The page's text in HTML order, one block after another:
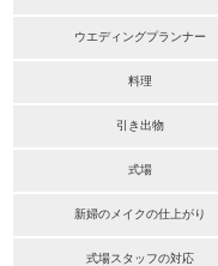
ウエディングプランナー
料理
引き出物
式場
新婦のメイクの仕上がり
式場スタッフの対応